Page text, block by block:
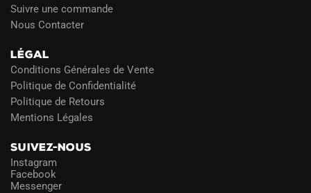
Suivre une commande
Nous Contacter
LÉGAL
Conditions Générales de Vente
Politique de Confidentialité
Politique de Retours
Mentions Légales
SUIVEZ-NOUS
Instagram
Facebook
Messenger